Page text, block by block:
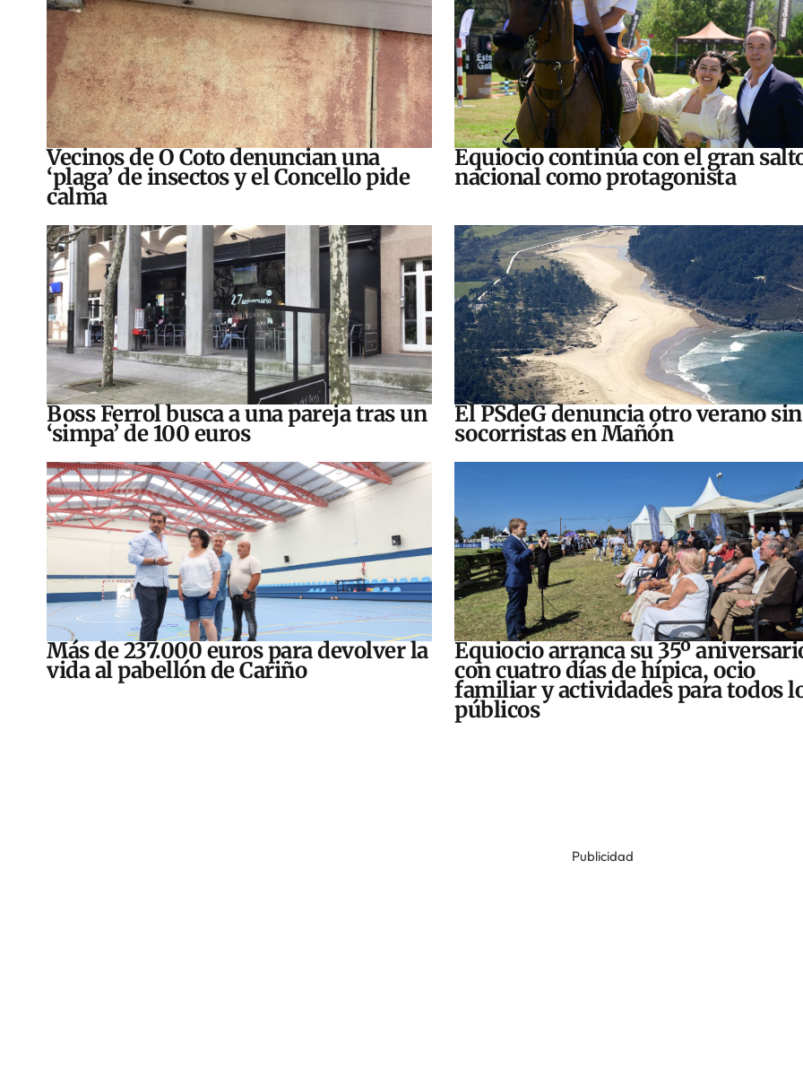
Vecinos de O Coto denuncian una
‘plaga’ de insectos y el Concello pide
calma
Equiocio continúa con el gran
nacional como protagonista
Boss Ferrol busca a una pareja tras un
‘simpa’ de 100 euros
El PSdeG denuncia otro verano sin
socorristas en Mañón
Más de 237.000 euros para devolver la
vida al pabellón de Cariño
Equiocio arranca su 35º
con cuatro días de hípica, ocio
familiar y actividades para todos
públicos
Publicidad